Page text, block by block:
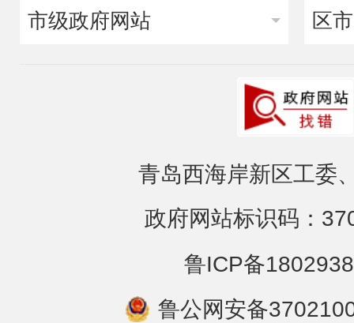
市级政府网站 区
青岛西海岸新区工委
政府网站标识码：
鲁ICP备
鲁公网安备